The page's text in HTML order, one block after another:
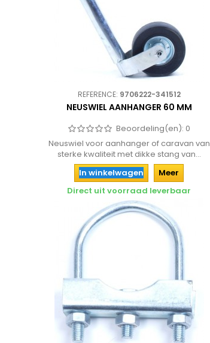
REFERENCE: 9706222-341512
NEUSWIEL AANHANGER 60 MM
Beoordeling(en): 0
Neuswiel voor aanhanger of caravan van
sterke kwaliteit met dikke stang van...
In winkelwagen
Meer
Direct uit voorraad leverbaar